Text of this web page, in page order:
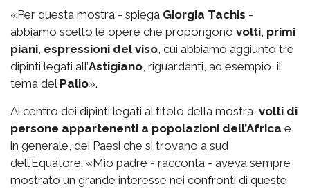
«Per questa mostra - spiega Giorgia Tachis -
abbiamo scelto le opere che propongono volti primi
piani espressioni del viso , cui abbiamo aggiunto tre
dipinti legati all’Astigiano , riguardanti, ad esempio, il
tema del Palio».
Al centro dei dipinti legati al titolo della mostra, volti di
persone appartenenti a popolazioni dell’Africa e,
in generale, dei Paesi che si trovano a sud
dell’Equatore. «Mio padre - racconta - aveva sempre
mostrato un grande interesse nei confronti di queste